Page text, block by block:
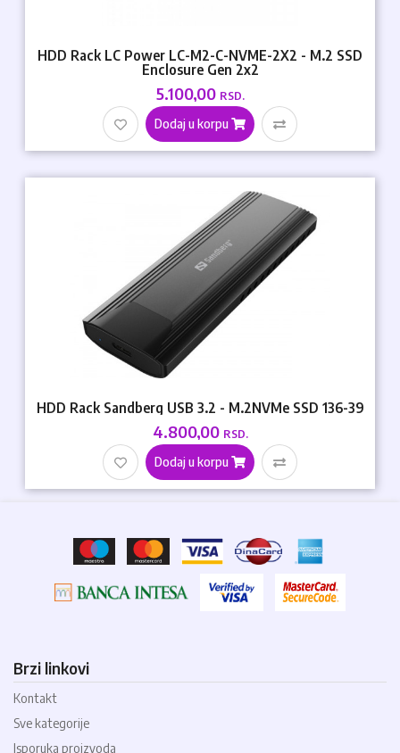
HDD Rack LC Power LC-M2-C-NVME-2X2 - M.2 SSD
Enclosure Gen 2x2
5.100,00 RSD.
Dodaj u korpu
HDD Rack Sandberg USB 3.2 - M.2NVMe SSD 136-39
4.800,00 RSD.
Dodaj u korpu
Brzi linkovi
Kontakt
Sve kategorije
Isporuka proizvoda